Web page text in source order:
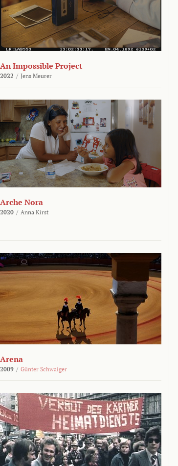
An Impossible Project
2022 / Jens Meurer
Arche Nora
2020 / Anna Kirst
Arena
2009 / Günter Schwaiger